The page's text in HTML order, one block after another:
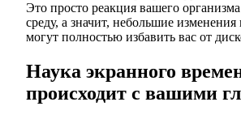
Это просто реакция вашего
среду, а значит, небольшие
могут полностью избавить вас от
Наука экранного
происходит с вашими